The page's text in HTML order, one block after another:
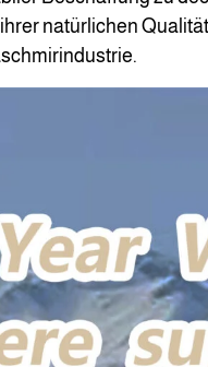
natürlichen